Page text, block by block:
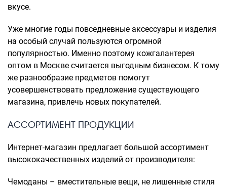
вкусе.
Уже многие годы повседневные аксессуары и изделия
на особый случай пользуются огромной
популярностью. Именно поэтому кожгалантерея
оптом в Москве считается выгодным бизнесом. К тому
же разнообразие предметов помогут
усовершенствовать предложение существующего
магазина, привлечь новых покупателей.
АССОРТИМЕНТ ПРОДУКЦИИ
Интернет-магазин предлагает большой ассортимент
высококачественных изделий от производителя:
Чемоданы – вместительные вещи, не лишенные стиля